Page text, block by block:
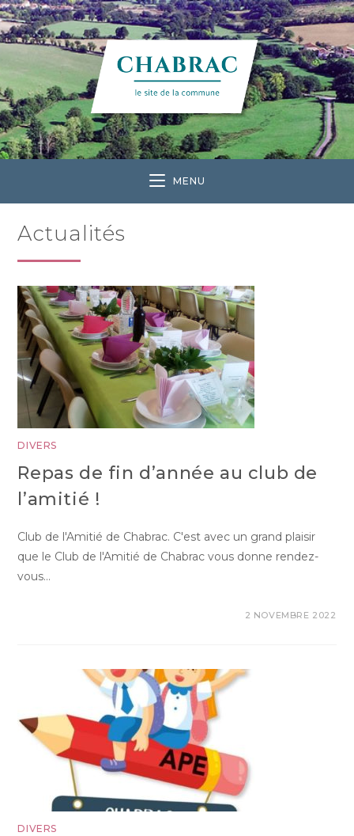
MENU
Actualités
DIVERS
Repas de fin d’année au club de
l’amitié !
Club de l'Amitié de Chabrac. C'est avec un grand plaisir
que le Club de l'Amitié de Chabrac vous donne rendez-
vous…
2 NOVEMBRE 2022
DIVERS